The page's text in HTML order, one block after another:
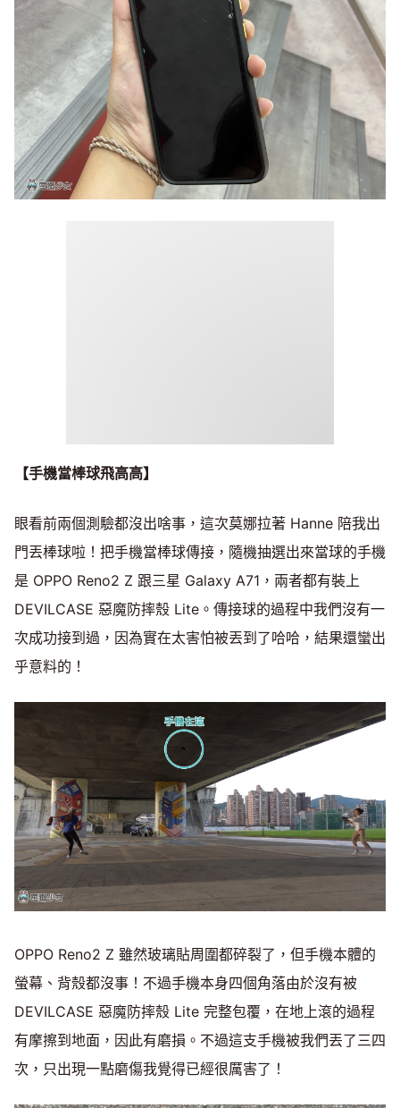
【手機當棒球飛高高】
眼看前兩個測驗都沒出啥事，這次莫娜拉著 Hanne 陪我出
門丟棒球啦！把手機當棒球傳接，隨機抽選出來當球的手機
是 OPPO Reno2 Z 跟三星 Galaxy A71，兩者都有裝上
DEVILCASE 惡魔防摔殼 Lite。傳接球的過程中我們沒有一
次成功接到過，因為實在太害怕被丟到了哈哈，結果還蠻出
乎意料的！
OPPO Reno2 Z 雖然玻璃貼周圍都碎裂了，但手機本體的
螢幕、背殼都沒事！不過手機本身四個角落由於沒有被
DEVILCASE 惡魔防摔殼 Lite 完整包覆，在地上滾的過程
有摩擦到地面，因此有磨損。不過這支手機被我們丟了三四
次，只出現一點磨傷我覺得已經很厲害了！